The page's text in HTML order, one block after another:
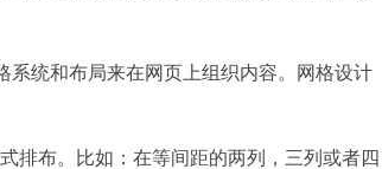
统和布局来在网页上组织内容。网格设计
布。比如：在等间距的两列，三列或者四